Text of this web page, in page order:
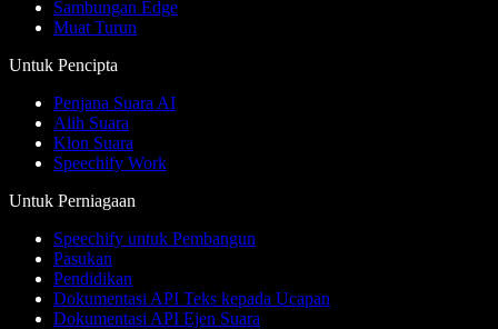
Sambungan Edge
Muat Turun
Untuk Pencipta
Penjana Suara AI
Alih Suara
Klon Suara
Speechify Work
Untuk Perniagaan
Speechify untuk Pembangun
Pasukan
Pendidikan
Dokumentasi API Teks kepada Ucapan
Dokumentasi API Ejen Suara